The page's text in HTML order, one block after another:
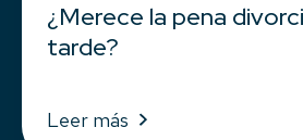
¿Merece la pena
tarde?
Leer más